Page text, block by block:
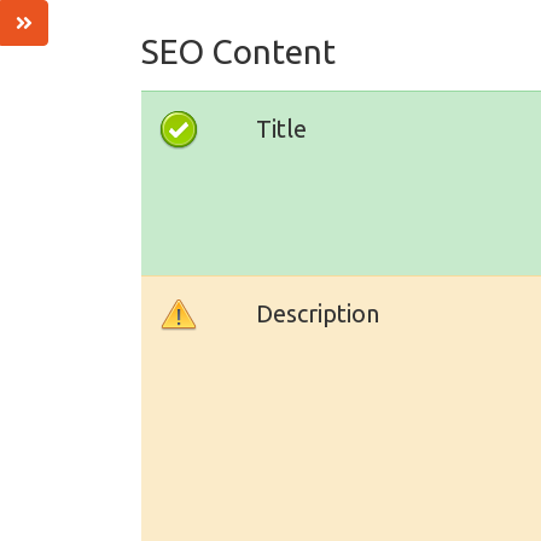
SEO Content
Title
Description